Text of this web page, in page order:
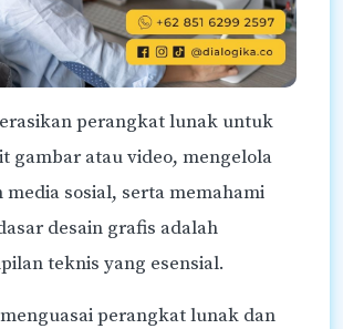
perangkat lunak untuk
gambar atau video, mengelola
sosial, serta memahami
desain grafis adalah
teknis yang esensial.
perangkat lunak dan